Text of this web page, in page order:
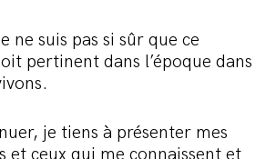
ne suis pas si sûr que ce
pertinent dans l’époque dans
je tiens à présenter mes